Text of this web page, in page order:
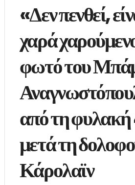
«Δεν πενθεί,
χαρά
φωτό του
από τη φυλακή
μετά τη
Κάρολαϊν